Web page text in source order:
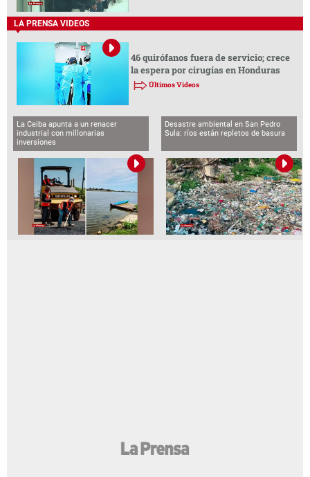
LA PRENSA VIDEOS
46 quirófanos fuera de servicio; crece
la espera por cirugías en Honduras
Últimos Videos
La Ceiba apunta a un renacer
industrial con millonarias
inversiones
Desastre ambiental en San Pedro
Sula: ríos están repletos de basura